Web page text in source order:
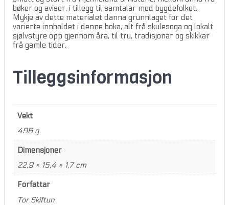
bøker og aviser, i tillegg til samtalar med bygdefolket.
Mykje av dette materialet danna grunnlaget for det
varierte innhaldet i denne boka, alt frå skulesoga og lokalt
sjølvstyre opp gjennom åra, til tru, tradisjonar og skikkar
frå gamle tider.
Tilleggsinformasjon
Vekt
496 g
Dimensjoner
22,9 × 15,4 × 1,7 cm
Forfattar
Tor Skiftun